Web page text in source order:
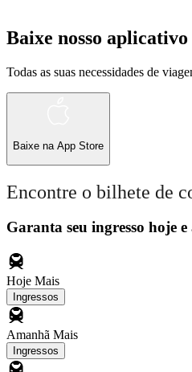
Baixe nosso
Todas as suas necessidades de
Baixe na App Store
Encontre o bilhete de
Garanta seu ingresso hoje
Hoje Mais
Ingressos
Amanhã Mais
Ingressos